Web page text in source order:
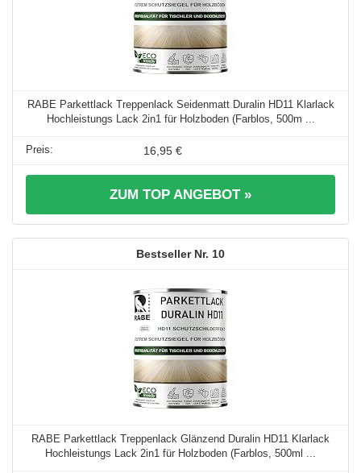
RABE Parkettlack Treppenlack Seidenmatt Duralin HD11 Klarlack
Hochleistungs Lack 2in1 für Holzboden (Farblos, 500m ...
16,95 €
ZUM TOP ANGEBOT »
10
RABE Parkettlack Treppenlack Glänzend Duralin HD11 Klarlack
Hochleistungs Lack 2in1 für Holzboden (Farblos, 500ml ...